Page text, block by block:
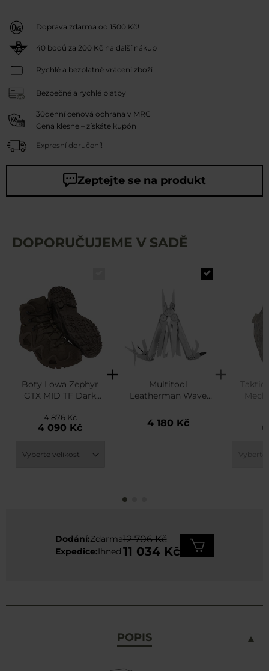
Doprava zdarma od 1500 Kč!
40 bodů za 200 Kč na další nákup
Rychlé a bezplatné vrácení zboží
Bezpečné a rychlé platby
30denní cenová ochrana v MRC
Cena klesne – získáte kupón
Expresní doručení!
Zeptejte se na produkt
DOPORUČUJEME V SADĚ
Boty Lowa Zephyr
GTX MID TF Dark
4 090 Kč
4 876 Kč
Multitool
Leatherman Wave
pouzdrem
4 180 Kč
Dodání:Zdarma
Expedice:Ihned
12 706 Kč
11 034 Kč
POPIS